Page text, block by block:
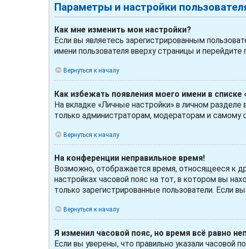
Параметры и настройки
Как мне изменить мои настройки?
Если вы являетесь зарегистрированным
имени пользователя вверху страницы и
Вернуться к началу
Как избежать появления моего имени в списке
На вкладке «Личные настройки» в личном
только администраторам, модераторам и
Вернуться к началу
На конференции неправильное время!
Возможно, отображается время, относящееся к
настройках часовой пояс на тот, в котором вы
только зарегистрированные пользователи. Если
Вернуться к началу
Я изменил часовой пояс, но время всё равно
Если вы уверены, что правильно указали часовой